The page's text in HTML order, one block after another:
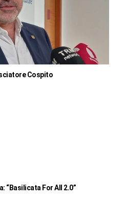
Cospito
“Basilicata For All 2.0”